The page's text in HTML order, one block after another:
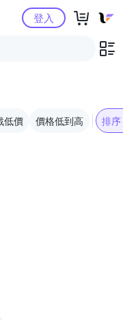
物中心登入
低價 價格低到高 排序